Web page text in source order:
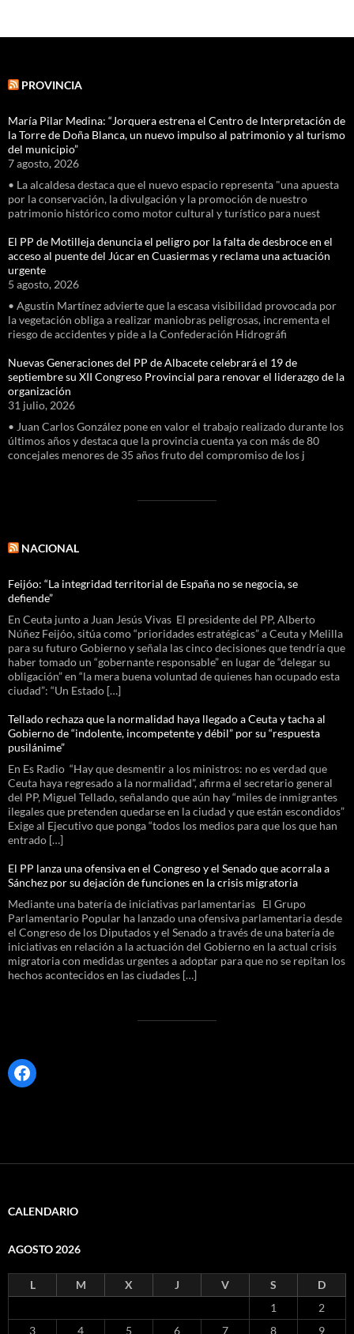
PROVINCIA
María Pilar Medina: “Jorquera estrena el Centro de Interpretación de
la Torre de Doña Blanca, un nuevo impulso al patrimonio y al turismo
del municipio”
7 agosto, 2026
• La alcaldesa destaca que el nuevo espacio representa "una apuesta
por la conservación, la divulgación y la promoción de nuestro
patrimonio histórico como motor cultural y turístico para nuest
El PP de Motilleja denuncia el peligro por la falta de desbroce en el
acceso al puente del Júcar en Cuasiermas y reclama una actuación
urgente
5 agosto, 2026
• Agustín Martínez advierte que la escasa visibilidad provocada por
la vegetación obliga a realizar maniobras peligrosas, incrementa el
riesgo de accidentes y pide a la Confederación Hidrográfi
Nuevas Generaciones del PP de Albacete celebrará el 19 de
septiembre su XII Congreso Provincial para renovar el liderazgo de la
organización
31 julio, 2026
• Juan Carlos González pone en valor el trabajo realizado durante los
últimos años y destaca que la provincia cuenta ya con más de 80
concejales menores de 35 años fruto del compromiso de los j
NACIONAL
Feijóo: “La integridad territorial de España no se negocia, se
defiende”
En Ceuta junto a Juan Jesús Vivas El presidente del PP, Alberto
Núñez Feijóo, sitúa como “prioridades estratégicas” a Ceuta y Melilla
para su futuro Gobierno y señala las cinco decisiones que tendría que
haber tomado un “gobernante responsable” en lugar de “delegar su
obligación” en “la mera buena voluntad de quienes han ocupado esta
ciudad”: “Un Estado […]
Tellado rechaza que la normalidad haya llegado a Ceuta y tacha al
Gobierno de “indolente, incompetente y débil” por su “respuesta
pusilánime”
En Es Radio “Hay que desmentir a los ministros: no es verdad que
Ceuta haya regresado a la normalidad”, afirma el secretario general
del PP, Miguel Tellado, señalando que aún hay “miles de inmigrantes
ilegales que pretenden quedarse en la ciudad y que están escondidos”
Exige al Ejecutivo que ponga “todos los medios para que los que han
entrado […]
El PP lanza una ofensiva en el Congreso y el Senado que acorrala a
Sánchez por su dejación de funciones en la crisis migratoria
Mediante una batería de iniciativas parlamentarias El Grupo
Parlamentario Popular ha lanzado una ofensiva parlamentaria desde
el Congreso de los Diputados y el Senado a través de una batería de
iniciativas en relación a la actuación del Gobierno en la actual crisis
migratoria con medidas urgentes a adoptar para que no se repitan los
hechos acontecidos en las ciudades […]
Facebook
CALENDARIO
AGOSTO 2026
L M X J V S
D
1
2
3
4 5 6 7 8 9